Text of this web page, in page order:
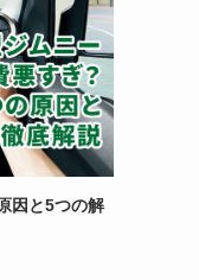
因と5つの解